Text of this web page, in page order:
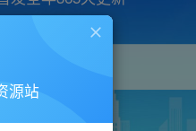
剪辑 会员
源站